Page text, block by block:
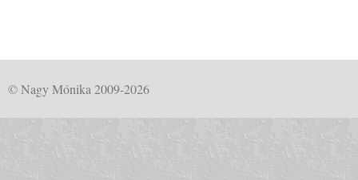
© Nagy Mónika 2009-2026